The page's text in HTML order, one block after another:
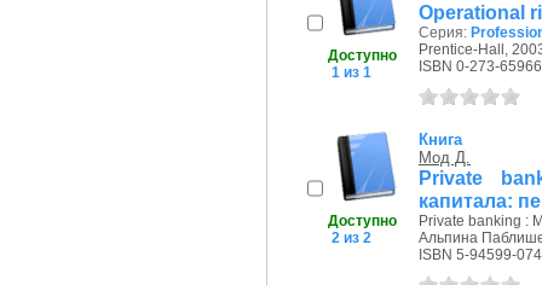
Доступно
1 из 1
Operational
Серия:
Prentice-Hall,
ISBN 0-273-
Доступно
2 из 2
Книга
Мод Д.
Private
капитала:
Private banking :
Альпина
ISBN 5-94599-